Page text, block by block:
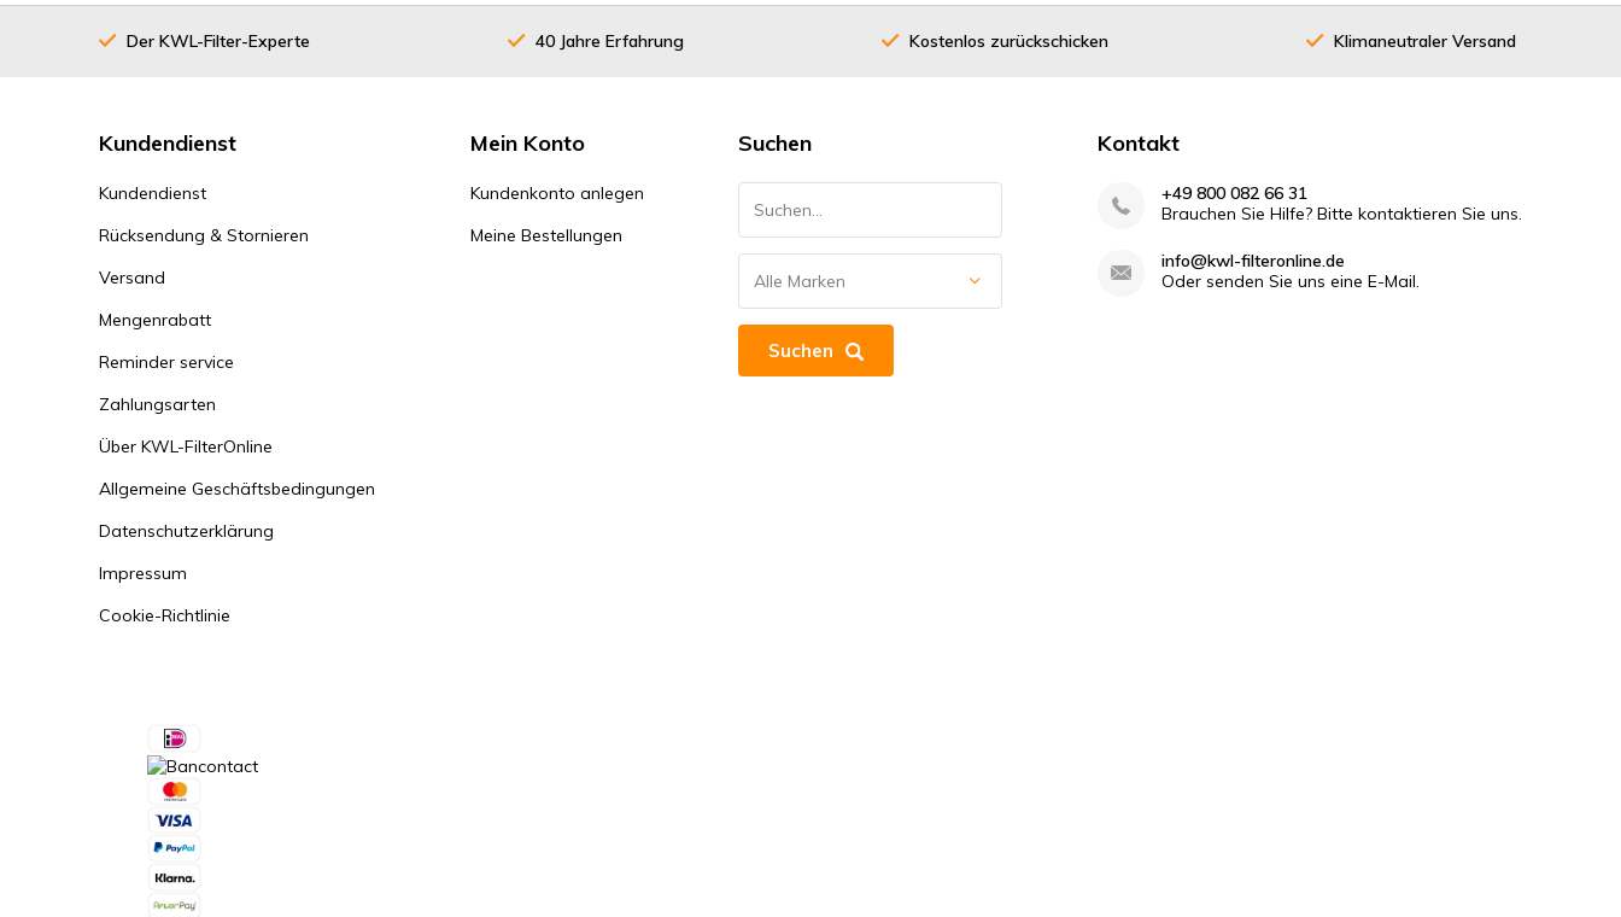
Der KWL-Filter-Experte 40 Jahre Erfahrung Kostenlos zurückschicken Klimaneutraler Versand
Kundendienst
Kundendienst
Rücksendung & Stornieren
Versand
Mengenrabatt
Reminder service
Zahlungsarten
Über KWL-FilterOnline
Allgemeine Geschäftsbedingungen
Datenschutzerklärung
Impressum
Cookie-Richtlinie
Mein Konto
Kundenkonto anlegen
Meine Bestellungen
Suchen
Suchen
Kontakt
+49 800 082 66 31
Brauchen Sie Hilfe? Bitte kontaktieren Sie uns.
info@kwl-filteronline.de
Oder senden Sie uns eine E-Mail.